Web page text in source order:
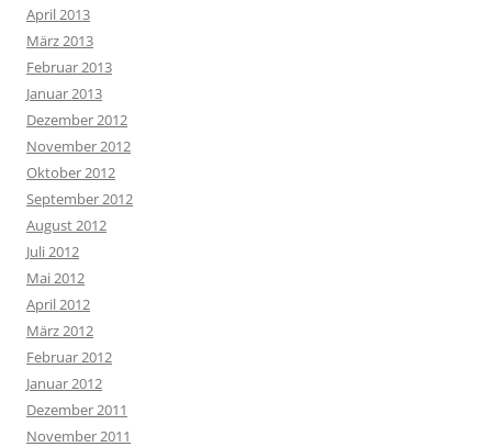
April 2013
März 2013
Februar 2013
Januar 2013
Dezember 2012
November 2012
Oktober 2012
September 2012
August 2012
Juli 2012
Mai 2012
April 2012
März 2012
Februar 2012
Januar 2012
Dezember 2011
November 2011